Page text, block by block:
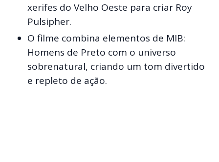
xerifes do Velho Oeste para criar Roy
Pulsipher.
O filme combina elementos de MIB:
Homens de Preto com o universo
sobrenatural, criando um tom divertido
e repleto de ação.